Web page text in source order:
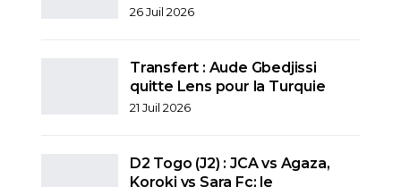
26 Juil 2026
Transfert : Aude Gbedjissi
quitte Lens pour la Turquie
21 Juil 2026
D2 Togo (J2) : JCA vs Agaza,
Koroki vs Sara Fc; le